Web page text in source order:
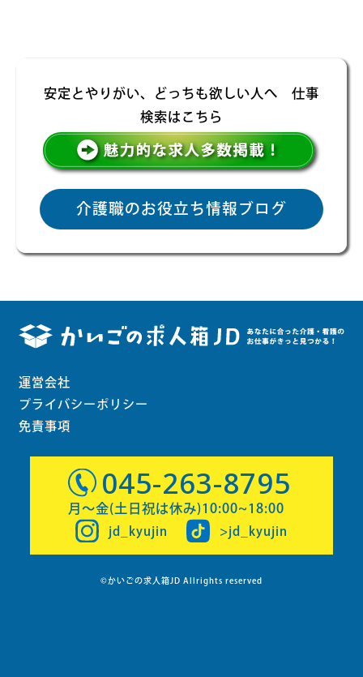
安定とやりがい、どっちも欲しい人へ 仕事
検索はこちら
介護職のお役立ち情報ブログ
運営会社
プライバシーポリシー
免責事項
045-263-8795
月〜金(土日祝は休み)10:00~18:00
jd_kyujin >jd_kyujin
©かいごの求人箱JD Allrights reserved